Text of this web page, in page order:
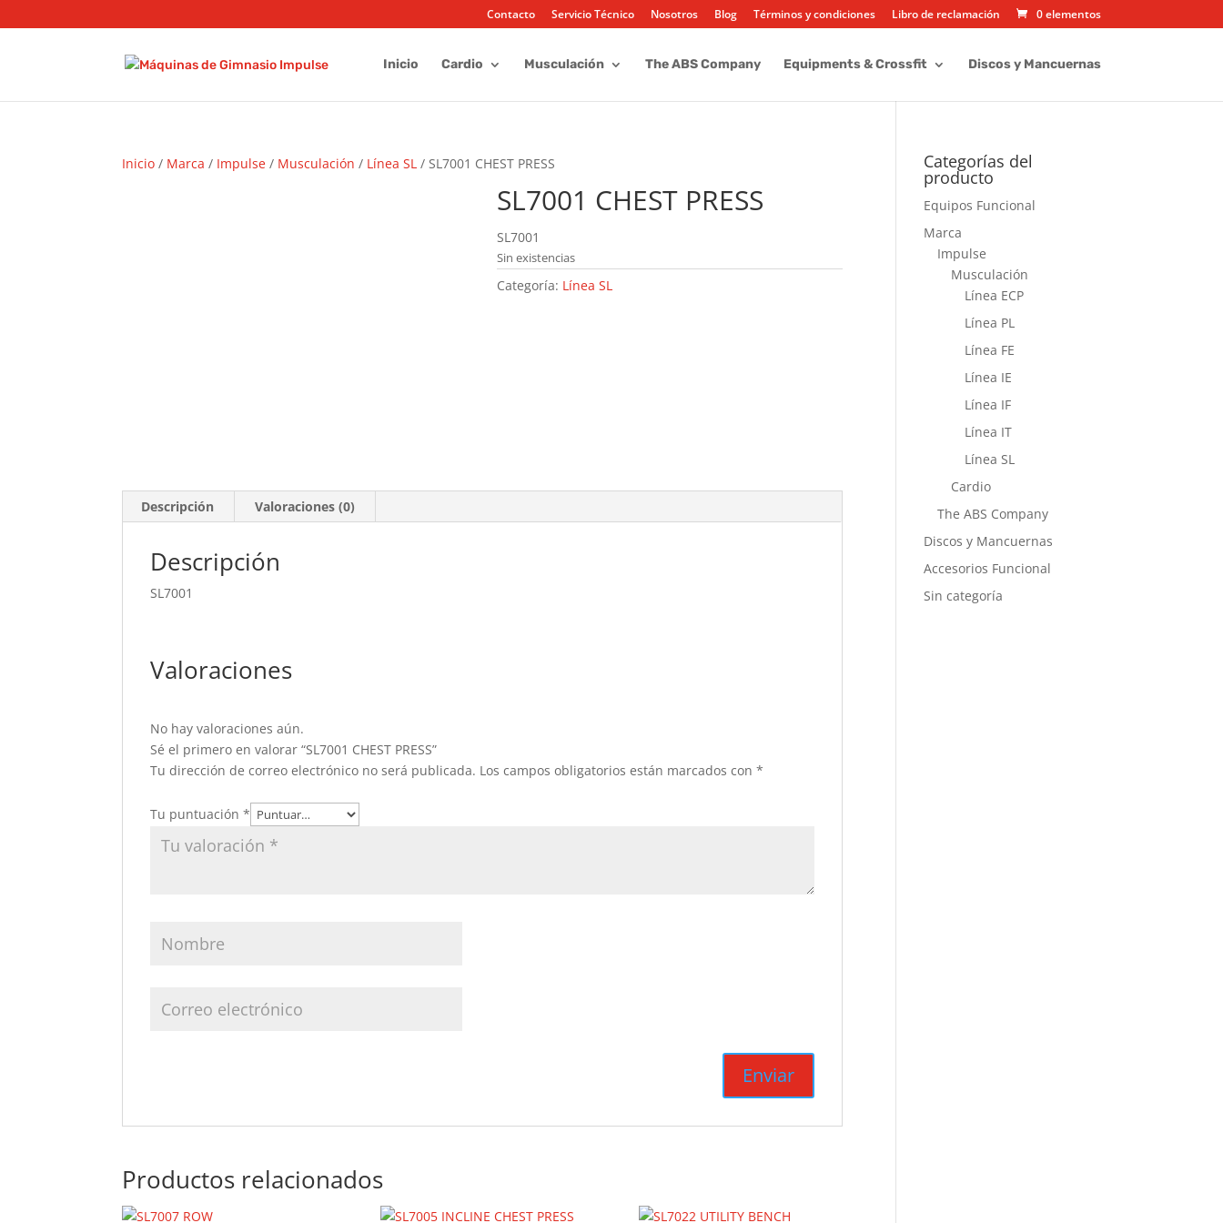
Contacto Servicio Técnico Nosotros Blog Términos y condiciones Libro de reclamación 0 elementos
Inicio Cardio Musculación The ABS Company Equipments & Crossfit Discos y Mancuernas
Inicio / Marca / Impulse / Musculación / Línea SL / SL7001 CHEST PRESS
SL7001 CHEST PRESS
SL7001
Sin existencias
Categoría: Línea SL
Descripción Valoraciones (0)
Descripción
SL7001
Valoraciones
No hay valoraciones aún.
Sé el primero en valorar “SL7001 CHEST PRESS”
Tu dirección de correo electrónico no será publicada. Los campos obligatorios están marcados con*
Tu puntuación*
Productos relacionados
Categorías del
producto
Equipos Funcional
Marca
Impulse
Musculación
Línea ECP
Línea PL
Línea FE
Línea IE
Línea IF
Línea IT
Línea SL
Cardio
The ABS Company
Discos y Mancuernas
Accesorios Funcional
Sin categoría